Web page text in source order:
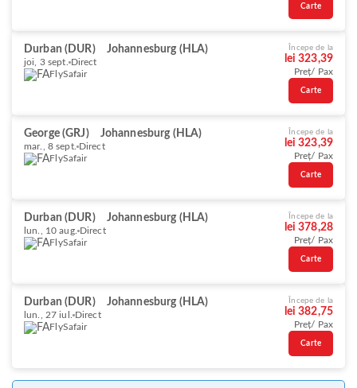
Carte
Durban (DUR) Johannesburg (HLA)
joi, 3 sept. Direct
FlySafair
Începe de la
lei 323,39
Preț/ Pax
Carte
George (GRJ) Johannesburg (HLA)
mar., 8 sept. Direct
FlySafair
Începe de la
lei 323,39
Preț/ Pax
Carte
Durban (DUR) Johannesburg (HLA)
lun., 10 aug. Direct
FlySafair
Începe de la
lei 378,28
Preț/ Pax
Carte
Durban (DUR) Johannesburg (HLA)
lun., 27 iul.
Direct
FlySafair
Începe de la
lei 382,75
Preț/ Pax
Carte